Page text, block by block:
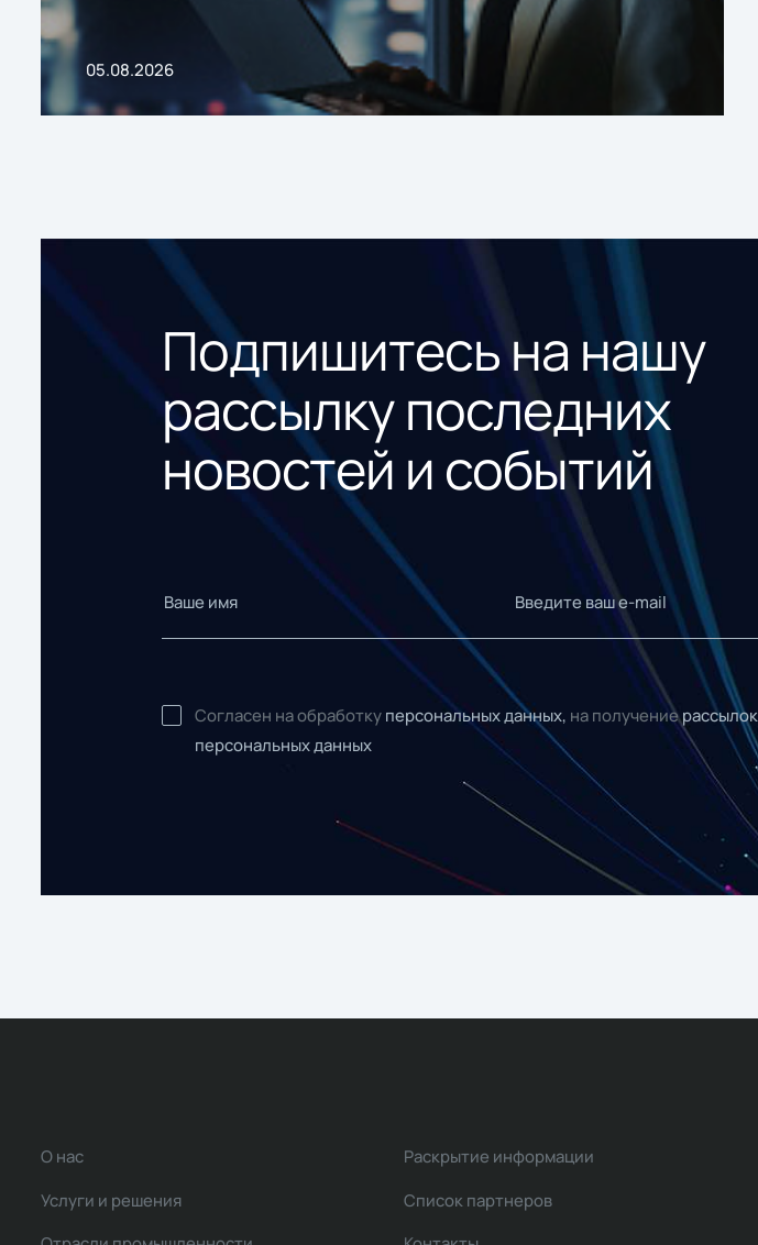
05.08.2026
Подпишитесь на нашу
рассылку последних
новостей и событий
Согласен на обработку персональных данных, на получениерассылок
персональных данных
О нас
Услуги и решения
Раскрытие информации
Список партнеров